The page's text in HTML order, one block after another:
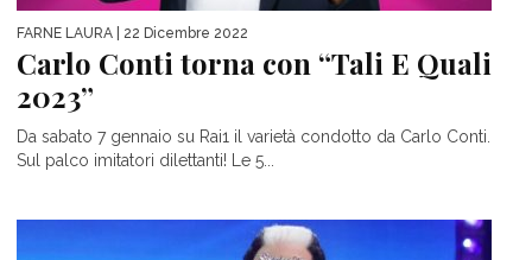
FARNE LAURA | 22 Dicembre 2022
Carlo Conti torna con “Tali E Quali
2023”
Da sabato 7 gennaio su Rai1 il varietà condotto da Carlo Conti.
Sul palco imitatori dilettanti! Le 5...